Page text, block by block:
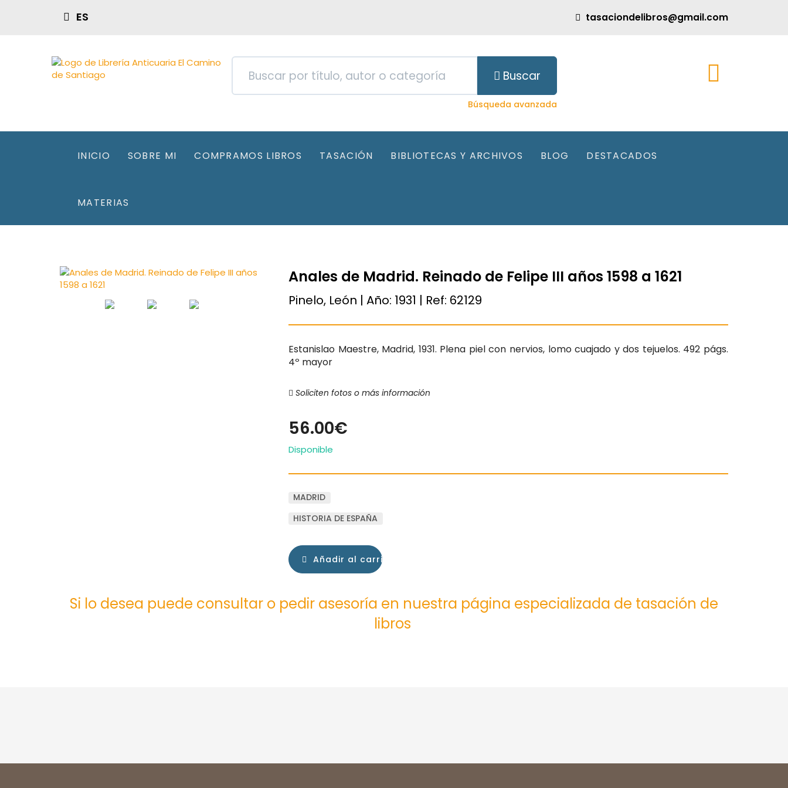
ES tasaciondelibros@gmail.com
Buscar
Búsqueda avanzada
INICIO SOBRE MI COMPRAMOS LIBROS TASACIÓN BIBLIOTECAS Y ARCHIVOS BLOG DESTACADOS
MATERIAS
Anales de Madrid. Reinado de Felipe III años 1598 a 1621
Pinelo, León | Año: 1931 | Ref: 62129
Estanislao Maestre, Madrid, 1931. Plena piel con nervios, lomo cuajado y dos tejuelos. 492 págs.
4º mayor
Soliciten fotos o más información
56.00€
Disponible
MADRID
HISTORIA DE ESPAÑA
Añadir al carrito
Si lo desea puede consultar o pedir asesoría en nuestra página especializada de tasación de
libros